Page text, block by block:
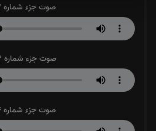
صوت جزء شماره 12
صوت جزء شماره 13
صوت جزء شماره 14